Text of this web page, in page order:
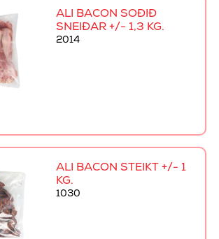
ALI BACON SOÐIÐ
SNEIÐAR +/- 1,3 KG.
2014
ALI BACON STEIKT +/- 1
KG.
1030